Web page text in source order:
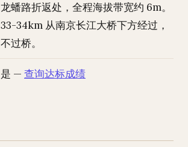
龙蟠路折返处，全程海拔带宽约 6m。
33-34km 从南京长江大桥下方经过，
不过桥。
是 — 查询达标成绩